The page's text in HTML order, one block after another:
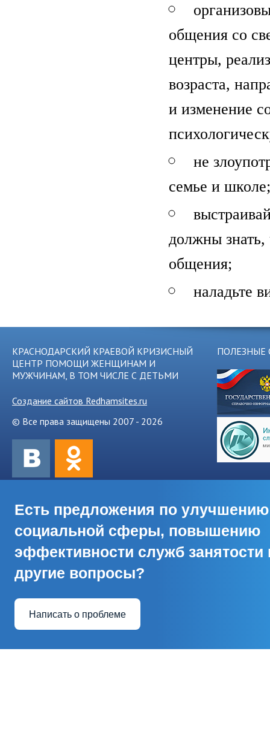
общения со
центры,
возраста,
и изменение
не
семье и школе;
должны
общения;
наладьте
КРАСНОДАРСКИЙ КРАЕВОЙ КРИЗИСНЫЙ
ЦЕНТР ПОМОЩИ ЖЕНЩИНАМ И
МУЖЧИНАМ, В ТОМ ЧИСЛЕ С ДЕТЬМИ
Создание сайтов Redhamsites.ru
© Все права защищены 2007 - 2026
ПОЛЕЗНЫЕ
Есть предложения по улучшению
социальной сферы, повышению
эффективности служб занятости
другие вопросы?
Написать о проблеме